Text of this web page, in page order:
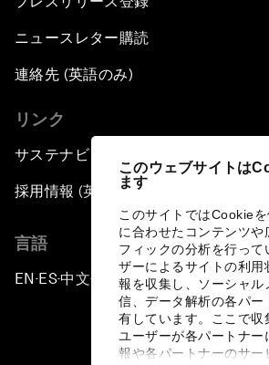
このウェブサイトは
ます
このサイトではCookie
に合わせたコンテンツや
フィックの分析を行って
ザーによるサイトの利用
報を収集し、ソーシャル
信、データ解析の各パー
有しています。ここで収
ユーザーが各パートナー
報や各パートナーのサー
ニュースレター購読
連絡先 (英語のみ)
リンク
サステナビリティへの取り組み
採用情報 (英語のみ)
言語
EN ▪ ES▪中文▪ 日本語